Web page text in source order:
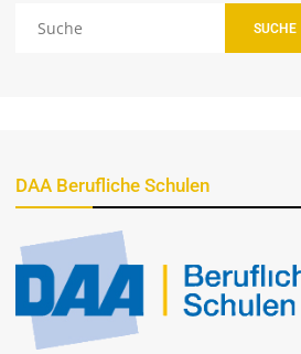
SUCHE
DAA Berufliche Schulen